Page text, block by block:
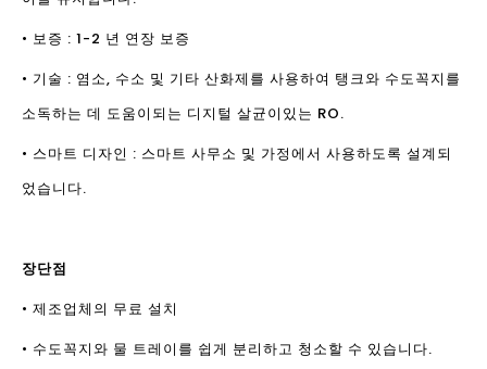
• 보증 : 1-2 년 연장 보증
• 기술 : 염소, 수소 및 기타 산화제를 사용하여 탱크와 수도꼭지를
소독하는 데 도움이되는 디지털 살균이있는 RO.
• 스마트 디자인 : 스마트 사무소 및 가정에서 사용하도록 설계되
었습니다.
장단점
• 제조업체의 무료 설치
• 수도꼭지와 물 트레이를 쉽게 분리하고 청소할 수 있습니다.